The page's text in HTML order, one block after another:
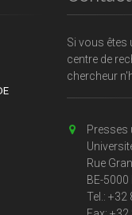
Si vous êtes
centre de
chercheur
Presses
Rue
BE-
Tel.: +32